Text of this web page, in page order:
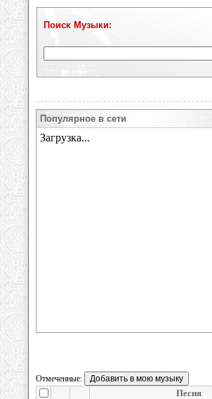
Поиск Музыки:
Популярное в сети
Отмеченные:
Песня